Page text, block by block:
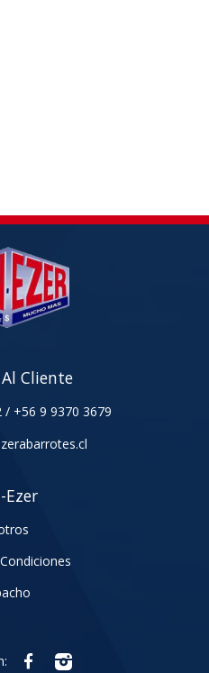
Cliente
/ +56 9 9370 3679
Ezer